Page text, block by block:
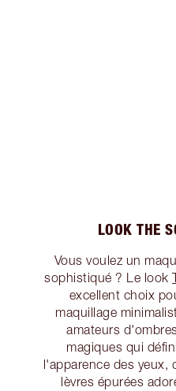
LOOK THE
Vous voulez un
sophistiqué ? Le look
excellent choix
maquillage
amateurs
magiques qui
l'apparence des yeux,
lèvres épurées